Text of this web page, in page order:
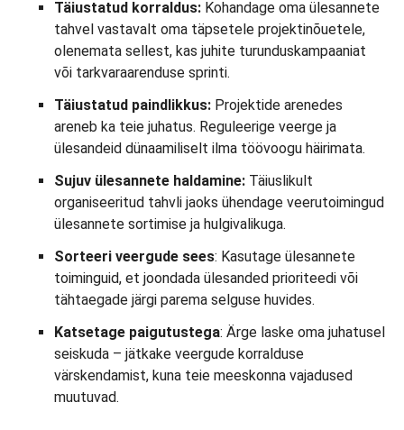
Täiustatud korraldus: Kohandage oma ülesannete
tahvel vastavalt oma täpsetele projektinõuetele,
olenemata sellest, kas juhite turunduskampaaniat
või tarkvaraarenduse sprinti.
Täiustatud paindlikkus: Projektide arenedes
areneb ka teie juhatus. Reguleerige veerge ja
ülesandeid dünaamiliselt ilma töövoogu häirimata.
Sujuv ülesannete haldamine: Täiuslikult
organiseeritud tahvli jaoks ühendage veerutoimingud
ülesannete sortimise ja hulgivalikuga.
Sorteeri veergude sees: Kasutage ülesannete
toiminguid, et joondada ülesanded prioriteedi või
tähtaegade järgi parema selguse huvides.
Katsetage paigutustega: Ärge laske oma juhatusel
seiskuda – jätkake veergude korralduse
värskendamist, kuna teie meeskonna vajadused
muutuvad.